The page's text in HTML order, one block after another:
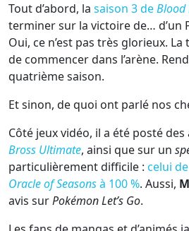
Tout d’abord, la saison 3 deBlood
terminer sur la victoire de… d’un
Oui, ce n’est pas très glorieux.
de commencer dans l’arène.
quatrième saison.
Et sinon, de quoi ont parlé nos
Côté jeux vidéo, il a été posté des
Bross Ultimate, ainsi que sur un
particulièrement difficile : celui de
Oracle of Seasonsà 100 %. Aussi,
avis surPokémon Let’s Go.